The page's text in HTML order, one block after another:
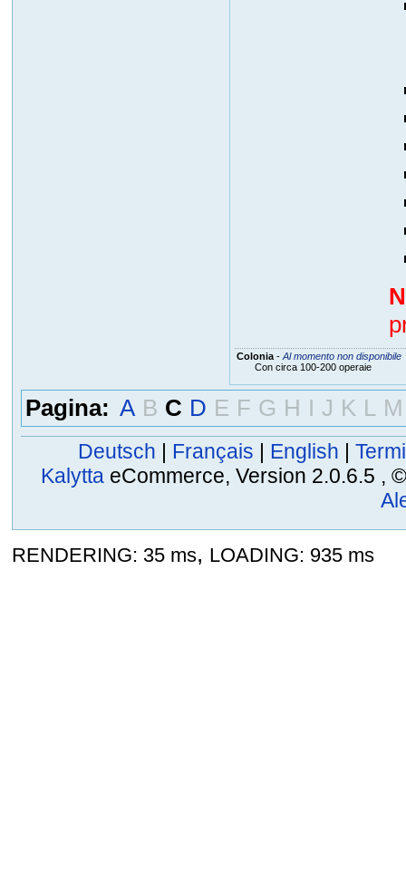
Colonia- Al momento non disponibile
Con circa 100-200 operaie
Pagina: A B C D E F G H I J K L M
Deutsch Français English
KalyttaeCommerce, Version 2.0.6.5 ,
RENDERING: 35 ms, LOADING: 935 ms